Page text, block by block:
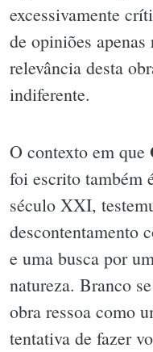
excessivamente
de opiniões
relevância desta
indiferente.
O contexto em que
foi escrito também
século XXI,
descontentamento
e uma busca por
natureza. Branco
obra ressoa como
tentativa de fazer